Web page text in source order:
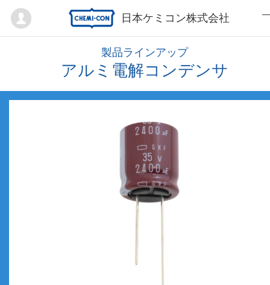
日本ケミコン株式会社
Mypage
製品ラインアップ
アルミ電解コンデンサ